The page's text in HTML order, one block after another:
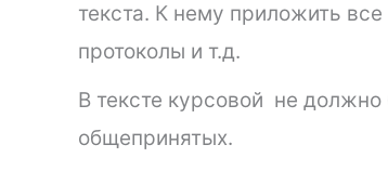
текста. К нему приложить
протоколы и т.д.
В тексте курсовой не
общепринятых.